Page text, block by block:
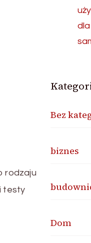
rodzaju
testy
Bez
biznes
Dom